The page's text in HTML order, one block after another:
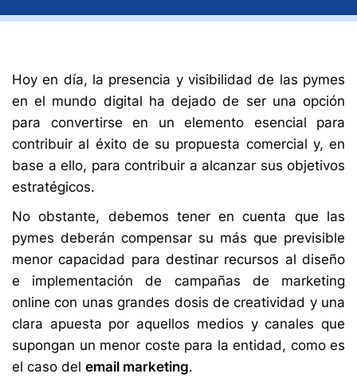
Hoy en día, la presencia y visibilidad de las pymes
en el mundo digital ha dejado de ser una opción
para convertirse en un elemento esencial para
contribuir al éxito de su propuesta comercial y, en
base a ello, para contribuir a alcanzar sus objetivos
estratégicos.
No obstante, debemos tener en cuenta que las
pymes deberán compensar su más que previsible
menor capacidad para destinar recursos al diseño
e implementación de campañas de marketing
online con unas grandes dosis de creatividad y una
clara apuesta por aquellos medios y canales que
supongan un menor coste para la entidad, como es
el caso del email marketing.